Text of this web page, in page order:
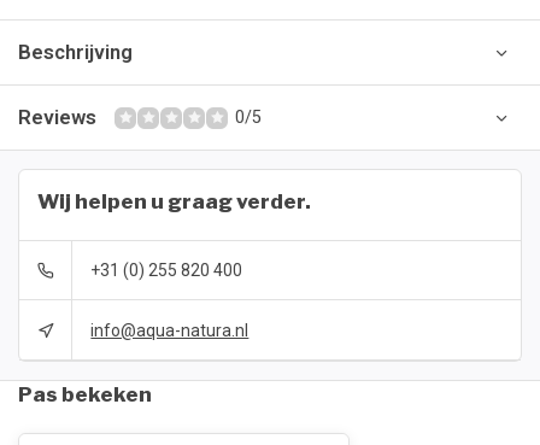
Beschrijving
Reviews 0/5
Wij helpen u graag verder.
+31 (0) 255 820 400
info@aqua-natura.nl
Pas bekeken